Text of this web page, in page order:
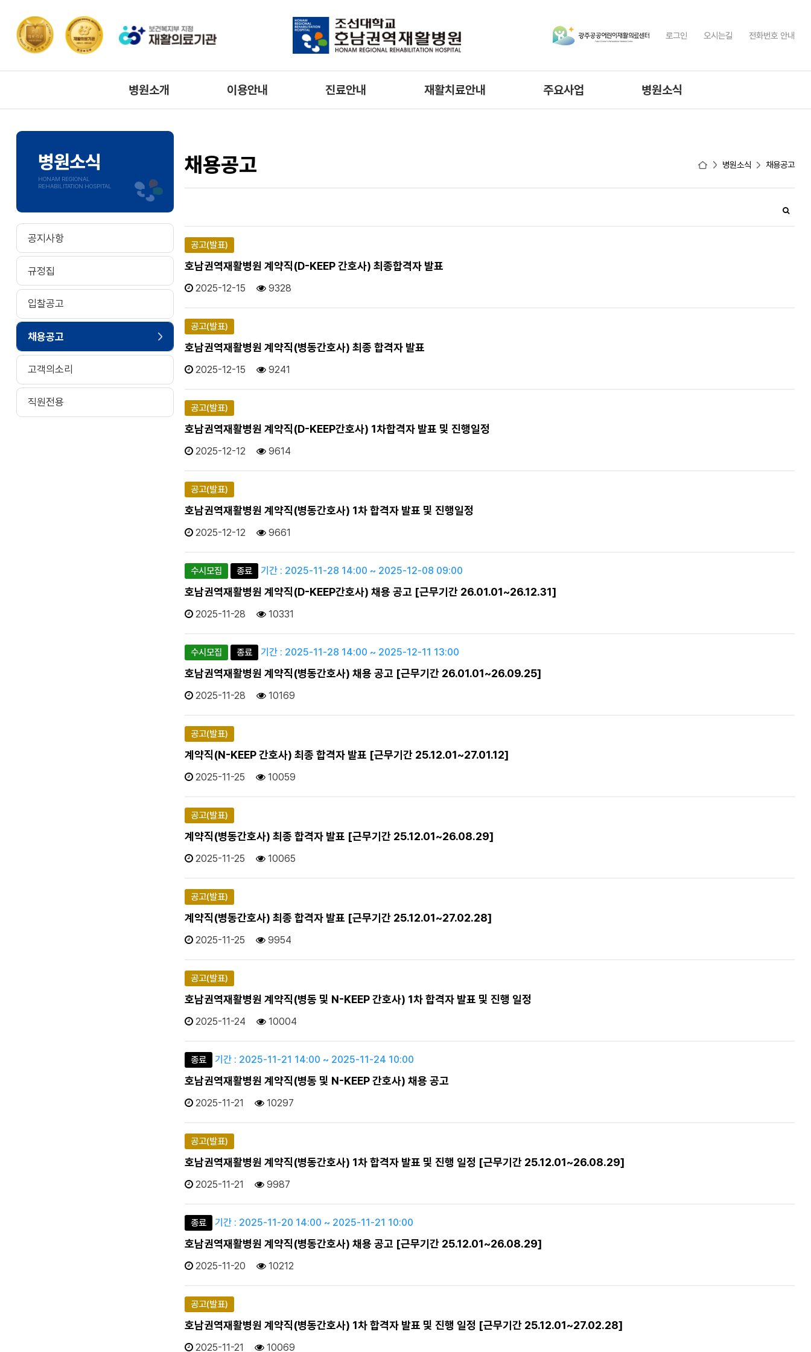
로그인 오시는길 전화번호 안내
병원소개
병원장인사말
협력기관
찾아오시는길
이용안내
시설안내
주차안내
진료안내
입원생활안내
재활치료안내
특수치료
주요사업 병원소식
채용공고
병원소식
HONAM REGIONAL
REHABILITATION HOSPITAL
공지사항
규정집
입찰공고
채용공고
고객의소리
직원전용
채용공고 병원소식 채용공고
공고(발표)
호남권역재활병원 계약직(D-KEEP 간호사) 최종합격자 발표
2025-12-15 9328
공고(발표)
호남권역재활병원 계약직(병동간호사) 최종 합격자 발표
2025-12-15 9241
공고(발표)
호남권역재활병원 계약직(D-KEEP간호사) 1차합격자 발표 및 진행일정
2025-12-12 9614
공고(발표)
호남권역재활병원 계약직(병동간호사) 1차 합격자 발표 및 진행일정
2025-12-12 9661
수시모집 종료 기간 : 2025-11-28 14:00 ~ 2025-12-08 09:00
호남권역재활병원 계약직(D-KEEP간호사) 채용 공고 [근무기간 26.01.01~26.12.31]
2025-11-28 10331
수시모집 종료 기간 : 2025-11-28 14:00 ~ 2025-12-11 13:00
호남권역재활병원 계약직(병동간호사) 채용 공고 [근무기간 26.01.01~26.09.25]
2025-11-28 10169
공고(발표)
계약직(N-KEEP 간호사) 최종 합격자 발표 [근무기간 25.12.01~27.01.12]
2025-11-25 10059
공고(발표)
계약직(병동간호사) 최종 합격자 발표 [근무기간 25.12.01~26.08.29]
2025-11-25 10065
공고(발표)
계약직(병동간호사) 최종 합격자 발표 [근무기간 25.12.01~27.02.28]
2025-11-25 9954
공고(발표)
호남권역재활병원 계약직(병동 및 N-KEEP 간호사) 1차 합격자 발표 및 진행 일정
2025-11-24 10004
종료 기간 : 2025-11-21 14:00 ~ 2025-11-24 10:00
호남권역재활병원 계약직(병동 및 N-KEEP 간호사) 채용 공고
2025-11-21 10297
공고(발표)
호남권역재활병원 계약직(병동간호사) 1차 합격자 발표 및 진행 일정 [근무기간 25.12.01~26.08.29]
2025-11-21 9987
종료 기간 : 2025-11-20 14:00 ~ 2025-11-21 10:00
호남권역재활병원 계약직(병동간호사) 채용 공고 [근무기간 25.12.01~26.08.29]
2025-11-20 10212
공고(발표)
호남권역재활병원 계약직(병동간호사) 1차 합격자 발표 및 진행 일정 [근무기간 25.12.01~27.02.28]
2025-11-21 10069